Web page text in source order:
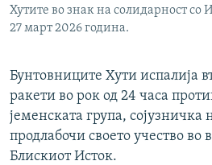
Хутите во знак на солидарност со
27 март 2026 година.
Бунтовниците Хути испалија
ракети во рок од 24 часа
јеменската група, сојузничка
продлабочи своето учество во
Блискиот Исток.